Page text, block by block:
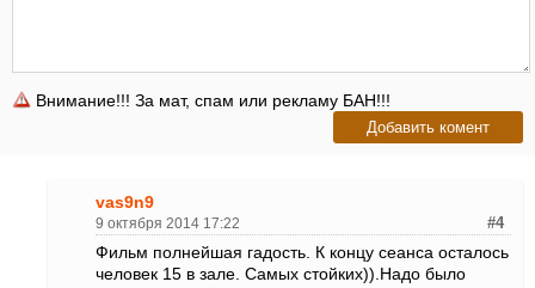
Внимание!!! За мат, спам или рекламу БАН!!!
vas9n9
9 октября 2014 17:22 #4
Фильм полнейшая гадость. К концу сеанса осталось
человек 15 в зале. Самых стойких)).Надо было